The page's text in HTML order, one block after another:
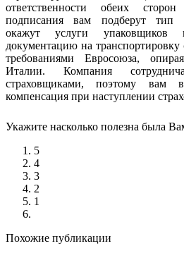
ответственности обеих
подписания вам подберут тип
окажут услуги
документацию на транспортировку
требованиями Евросоюза,
Италии. Компания
страховщиками, поэтому вам
компенсация при наступлении
Укажите насколько полезна была
5
4
3
2
1
Похожие публикации